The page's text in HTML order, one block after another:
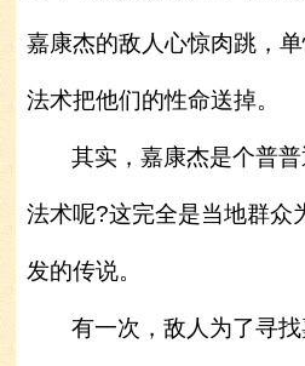
1 2
嘉康杰的敌人心惊肉跳，
法术把他们的性命送掉。
其实，嘉康杰是个普
法术呢?这完全是当地群众
发的传说。
有一次，敌人为了寻